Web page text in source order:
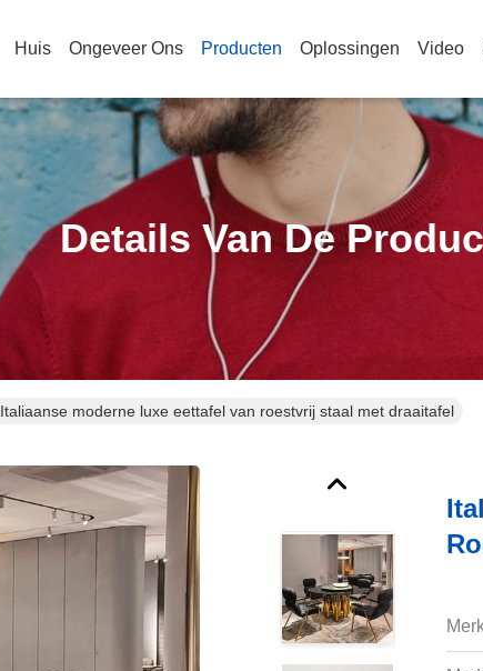
Huis Ongeveer Ons Producten Oplossingen Video
Details Van De
Italiaanse moderne luxe eettafel van roestvrij staal met draaitafel